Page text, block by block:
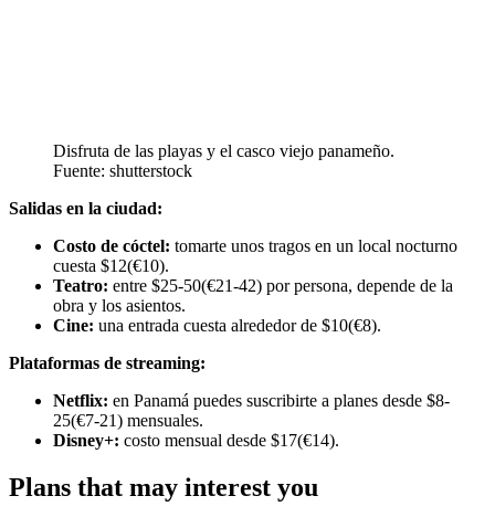
Disfruta de las playas y el casco viejo panameño.
Fuente: shutterstock
Salidas en la ciudad:
Costo de cóctel: tomarte unos tragos en un local nocturno
cuesta $12(€10).
Teatro: entre $25-50(€21-42) por persona, depende de la
obra y los asientos.
Cine: una entrada cuesta alrededor de $10(€8).
Plataformas de streaming:
Netflix: en Panamá puedes suscribirte a planes desde $8-
25(€7-21) mensuales.
Disney+: costo mensual desde $17(€14).
Plans that may interest you